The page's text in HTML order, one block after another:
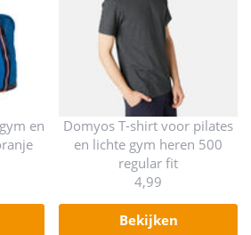
en
Domyos T-shirt voor pilates
en lichte gym heren 500
regular fit
4,99
bekijken